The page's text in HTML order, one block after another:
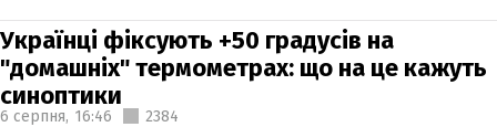
Українці фіксують +50 градусів на
"домашніх" термометрах: що на це кажуть
синоптики
6 серпня, 16:46 2384